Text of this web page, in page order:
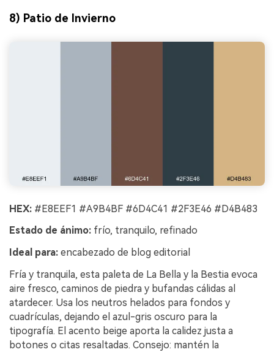
8) Patio de Invierno
HEX: #E8EEF1 #A9B4BF #6D4C41 #2F3E46 #D4B483
Estado de ánimo: frío, tranquilo, refinado
Ideal para: encabezado de blog editorial
Fría y tranquila, esta paleta de La Bella y la Bestia evoca
aire fresco, caminos de piedra y bufandas cálidas al
atardecer. Usa los neutros helados para fondos y
cuadrículas, dejando el azul-gris oscuro para la
tipografía. El acento beige aporta la calidez justa a
botones o citas resaltadas. Consejo: mantén la